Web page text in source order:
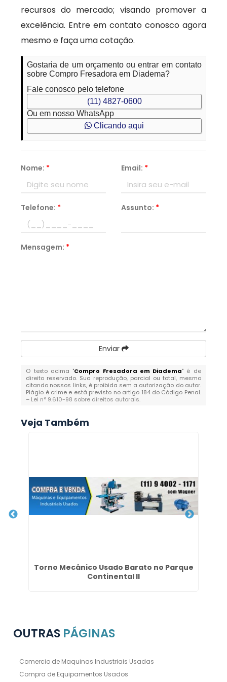
recursos do mercado; visando promover a
excelência. Entre em contato conosco agora
mesmo e faça uma cotação.
Gostaria de um orçamento ou entrar em contato
sobre Compro Fresadora em Diadema?
Fale conosco pelo telefone
(11) 4827-0600
Ou em nosso WhatsApp
Clicando aqui
Nome: * Email: *
Telefone: * Assunto: *
Mensagem: *
Enviar
O texto acima "Compro Fresadora em Diadema" é de
direito reservado. Sua reprodução, parcial ou total, mesmo
citando nossos links, é proibida sem a autorização do autor.
Plágio é crime e está previsto no artigo 184 do Código Penal.
– Lei n° 9.610-98 sobre direitos autorais.
Veja Também
Torno Mecânico Usado Barato no Parque
Continental II
OUTRAS PÁGINAS
Comercio de Maquinas Industriais Usadas
Compra de Equipamentos Usados